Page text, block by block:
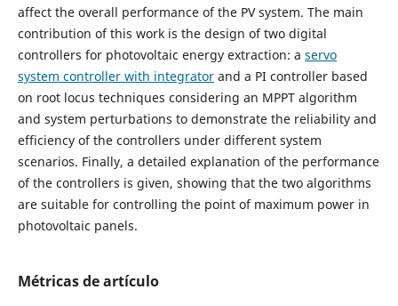
affect the overall performance of the PV system. The main
contribution of this work is the design of two digital
controllers for photovoltaic energy extraction: a servo
system controller with integratorand a PI controller based
on root locus techniques considering an MPPT algorithm
and system perturbations to demonstrate the reliability and
efficiency of the controllers under different system
scenarios. Finally, a detailed explanation of the performance
of the controllers is given, showing that the two algorithms
are suitable for controlling the point of maximum power in
photovoltaic panels.
Métricas de artículo